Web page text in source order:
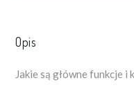
Opis
Jakie są główne funkcje